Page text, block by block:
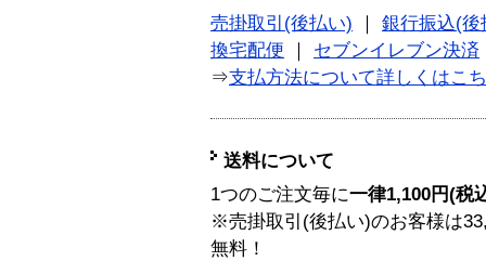
売掛取引(後払い)
銀行振込(後
換宅配便
セブンイレブン決済
⇒支払方法について詳しくはこ
送料について
1つのご注文毎に一律1,100円(税
※売掛取引(後払い)のお客様は
無料！